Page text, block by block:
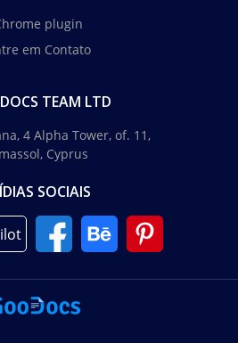
plugin
em Contato
TEAM LTD
4 Alpha Tower, of. 11,
Cyprus
SOCIAIS